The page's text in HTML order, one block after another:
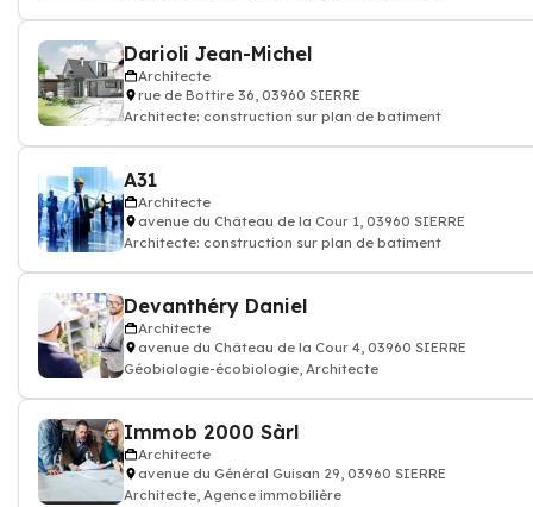
Darioli Jean-Michel
Architecte
rue de Bottire 36, 03960 SIERRE
Architecte: construction sur plan de batiment
A31
Architecte
avenue du Château de la Cour 1, 03960 SIERRE
Architecte: construction sur plan de batiment
Devanthéry Daniel
Architecte
avenue du Château de la Cour 4, 03960 SIERRE
Géobiologie-écobiologie, Architecte
Immob 2000 Sàrl
Architecte
avenue du Général Guisan 29, 03960 SIERRE
Architecte, Agence immobilière